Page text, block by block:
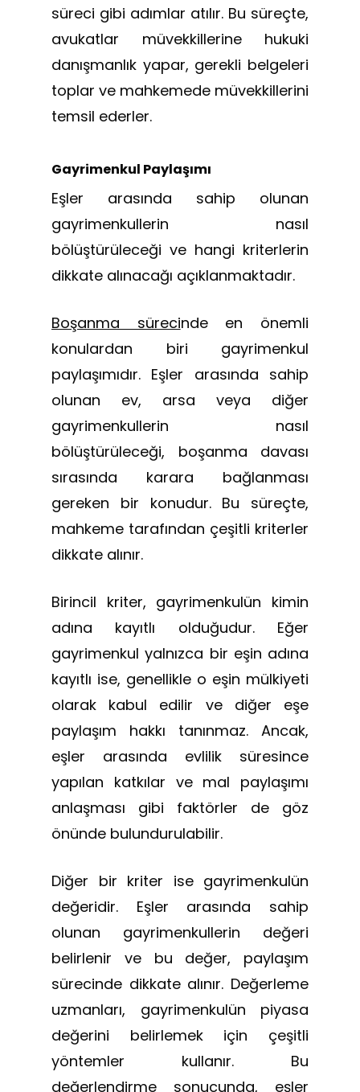
süreci gibi adımlar atılır. Bu süreçte,
avukatlar müvekkillerine hukuki
danışmanlık yapar, gerekli belgeleri
toplar ve mahkemede müvekkillerini
temsil ederler.
Gayrimenkul Paylaşımı
Eşler arasında sahip olunan
gayrimenkullerin nasıl
bölüştürüleceği ve hangi kriterlerin
dikkate alınacağı açıklanmaktadır.
Boşanma sürecinde en önemli
konulardan biri gayrimenkul
paylaşımıdır. Eşler arasında sahip
olunan ev, arsa veya diğer
gayrimenkullerin nasıl
bölüştürüleceği, boşanma davası
sırasında karara bağlanması
gereken bir konudur. Bu süreçte,
mahkeme tarafından çeşitli kriterler
dikkate alınır.
Birincil kriter, gayrimenkulün kimin
adına kayıtlı olduğudur. Eğer
gayrimenkul yalnızca bir eşin adına
kayıtlı ise, genellikle o eşin mülkiyeti
olarak kabul edilir ve diğer eşe
paylaşım hakkı tanınmaz. Ancak,
eşler arasında evlilik süresince
yapılan katkılar ve mal paylaşımı
anlaşması gibi faktörler de göz
önünde bulundurulabilir.
Diğer bir kriter ise gayrimenkulün
değeridir. Eşler arasında sahip
olunan gayrimenkullerin değeri
belirlenir ve bu değer, paylaşım
sürecinde dikkate alınır. Değerleme
uzmanları, gayrimenkulün piyasa
değerini belirlemek için çeşitli
yöntemler kullanır. Bu
değerlendirme sonucunda, eşler